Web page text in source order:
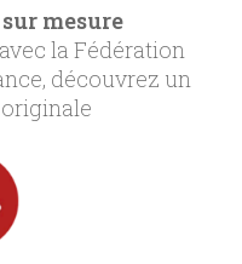
mesure
la Fédération
découvrez un
originale